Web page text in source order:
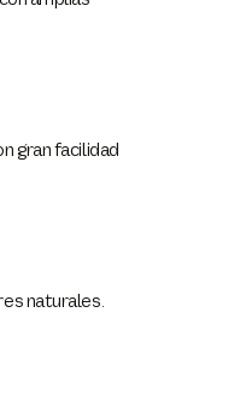
gran facilidad
naturales.